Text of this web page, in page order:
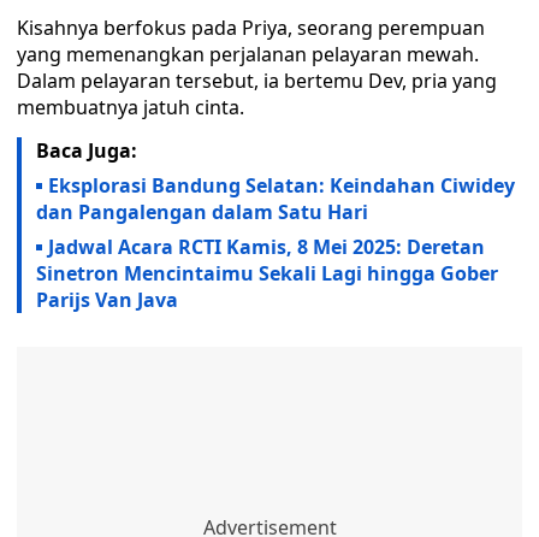
Kisahnya berfokus pada Priya, seorang perempuan
yang memenangkan perjalanan pelayaran mewah.
Dalam pelayaran tersebut, ia bertemu Dev, pria yang
membuatnya jatuh cinta.
Baca Juga:
Eksplorasi Bandung Selatan: Keindahan Ciwidey
dan Pangalengan dalam Satu Hari
Jadwal Acara RCTI Kamis, 8 Mei 2025: Deretan
Sinetron Mencintaimu Sekali Lagi hingga Gober
Parijs Van Java